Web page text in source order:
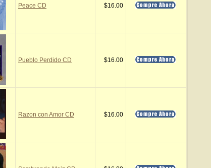
Peace CD $16.00
Pueblo Perdido CD $16.00
Razon con Amor CD $16.00